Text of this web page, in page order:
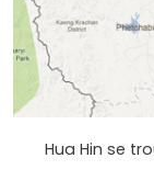
Hua Hin se